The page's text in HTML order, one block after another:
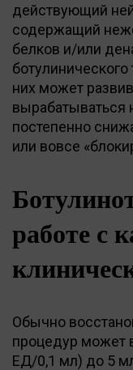
действующий
содержащий
белков и/или
них может
вырабатываться
постепенно
или вовсе
работе с
Обычно
процедур может
ЕД/0,1 мл) до 5